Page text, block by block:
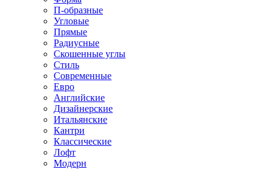
П-образные
Угловые
Прямые
Радиусные
Скошенные углы
Стиль
Современные
Евро
Английские
Дизайнерские
Итальянские
Кантри
Классические
Лофт
Модерн